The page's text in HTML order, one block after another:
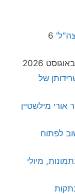
6
של
מילשטיין
לפתוח
מיולי